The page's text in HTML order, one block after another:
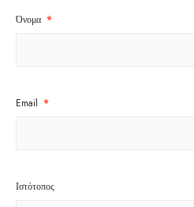
Όνομα *
Email *
Ιστότοπος